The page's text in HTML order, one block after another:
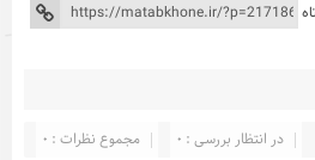
مجموع نظرات : 0
در انتظار بررسی : 0